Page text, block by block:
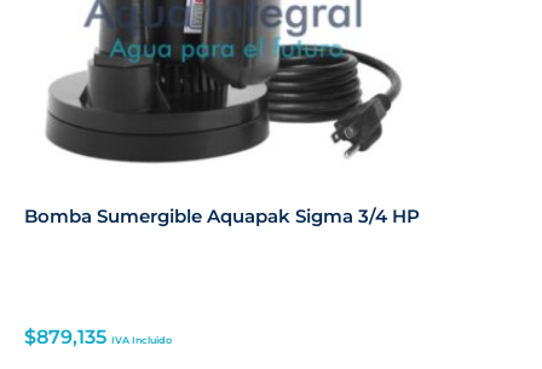
Bomba Sumergible Aquapak Sigma 3/4 HP
$879,135 IVA Incluido